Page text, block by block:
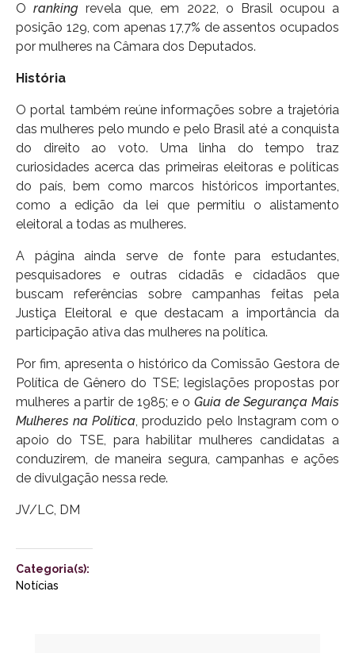
Oranking revela que, em 2022, o Brasil ocupou a
posição 129, com apenas 17,7% de assentos ocupados
por mulheres na Câmara dos Deputados.
História
O portal também reúne informações sobre a trajetória
das mulheres pelo mundo e pelo Brasil até a conquista
do direito ao voto. Uma linha do tempo traz
curiosidades acerca das primeiras eleitoras e políticas
do país, bem como marcos históricos importantes,
como a edição da lei que permitiu o alistamento
eleitoral a todas as mulheres.
A página ainda serve de fonte para estudantes,
pesquisadores e outras cidadãs e cidadãos que
buscam referências sobre campanhas feitas pela
Justiça Eleitoral e que destacam a importância da
participação ativa das mulheres na política.
Por fim, apresenta o histórico da Comissão Gestora de
Política de Gênero do TSE; legislações propostas por
mulheres a partir de 1985; e o Guia de Segurança Mais
Mulheres na Política, produzido pelo Instagram com o
apoio do TSE, para habilitar mulheres candidatas a
conduzirem, de maneira segura, campanhas e ações
de divulgação nessa rede.
JV/LC, DM
Categoria(s):
Notícias